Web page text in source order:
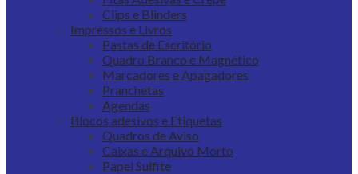
Clips e Blinders
Impressos e Livros
Pastas de Escritório
Quadro Branco e Magnético
Marcadores e Apagadores
Pranchetas
Agendas
Blocos adesivos e Etiquetas
Quadros de Aviso
Caixas e Arquivo Morto
Papel Sulfite